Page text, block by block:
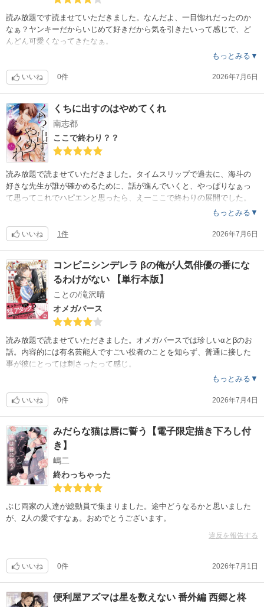
読み放題です読ませていただきました。なんだよ、一目惚れだったのか
なぁ？ヤンキーだからいじめて好きだから気を引きたいって感じで、ど
んどん可愛くなってきたなぁ。
もっとみる▼
いいね 0件 2026年7月6日
くちに出すのはやめてくれ
南志都
ここで終わり？？
読み放題で読ませていただきました。タイムスリップで過去に、海斗の
好きな先生が誰が確かめるために、話が進んでいくと、やっぱりなぁっ
て思ってこれでハピエンと思ったら、えーここで終わりの展開でした。
もっとみる▼
いいね 1件 2026年7月6日
コンビニシンデレラ βの俺が人気俳優の番にな
るわけがない 【単行本版】
ことの/滝沢晴
オメガバース
読み放題で読ませていただきました。オメガバースでは珍しいαとβのお
話。内容的には有名芸能人ですごい役者のことを知らず、普通に接した
事が彼にとっては刺さったって感じ。
もっとみる▼
いいね 0件 2026年7月4日
みだらな猫は唇に誓う【電子限定描き下ろし付
き】
嶋二
終わっちゃった
ぶじ両家の人達が総動員で集まりました。途中どうなるかと思いました
が、2人の愛ですなぁ。おめでとうございます。
違反を報告する
いいね 0件 2026年7月1日
便利屋アズマは星を数えない 番外編 西郷と柊